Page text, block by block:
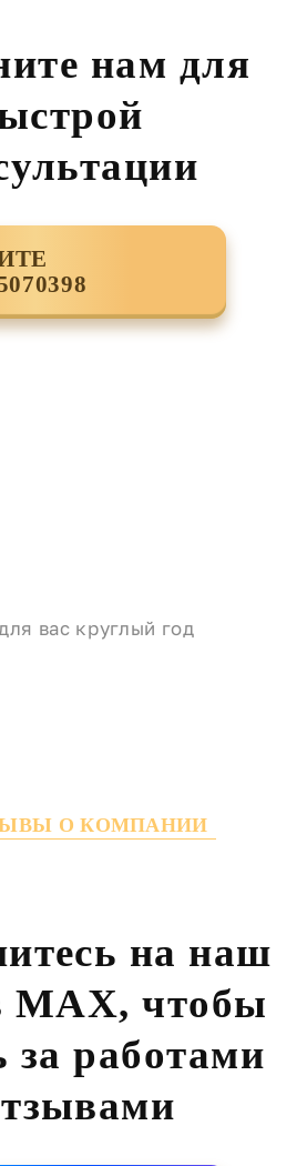
нам для
вас круглый год
О КОМПАНИИ
на наш
MAX, чтобы
за работами